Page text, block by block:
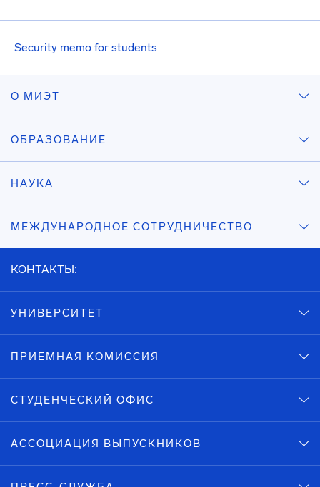
Security memo for students
О МИЭТ
ОБРАЗОВАНИЕ
НАУКА
МЕЖДУНАРОДНОЕ СОТРУДНИЧЕСТВО
КОНТАКТЫ:
УНИВЕРСИТЕТ
ПРИЕМНАЯ КОМИССИЯ
СТУДЕНЧЕСКИЙ ОФИС
АССОЦИАЦИЯ ВЫПУСКНИКОВ